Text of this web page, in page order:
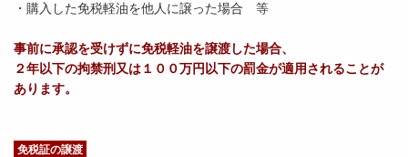
・購入した免税軽油を他人に譲った場合 等
事前に承認を受けずに免税軽油を譲渡した場合、
２年以下の拘禁刑又は１００万円以下の罰金が適用されることが
あります。
免税証の譲渡